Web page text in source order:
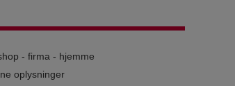
- firma - hjemme
oplysninger